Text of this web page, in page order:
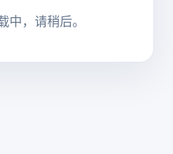
中，请稍后。